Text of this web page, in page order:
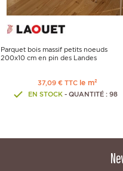
Parquet bois massif petits noeuds
200x10 cm en pin des Landes
37,09 € TTC le m²
EN STOCK- QUANTITÉ : 98